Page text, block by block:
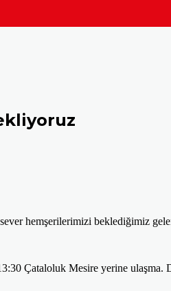
hemşerilerimizi beklediğimiz
Çataloluk Mesire yerine ulaşma.